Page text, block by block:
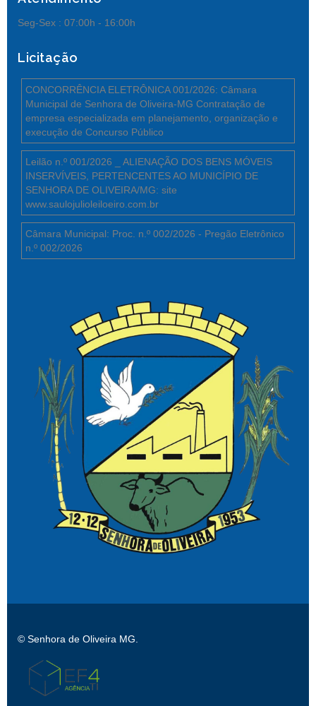
Seg-Sex : 07:00h - 16:00h
Licitação
CONCORRÊNCIA ELETRÔNICA 001/2026: Câmara
Municipal de Senhora de Oliveira-MG Contratação de
empresa especializada em planejamento, organização e
execução de Concurso Público
Leilão n.º 001/2026 _ ALIENAÇÃO DOS BENS MÓVEIS
INSERVÍVEIS, PERTENCENTES AO MUNICÍPIO DE
SENHORA DE OLIVEIRA/MG: site
www.saulojulioleiloeiro.com.br
Câmara Municipal: Proc. n.º 002/2026 - Pregão Eletrônico
n.º 002/2026
© Senhora de Oliveira MG.